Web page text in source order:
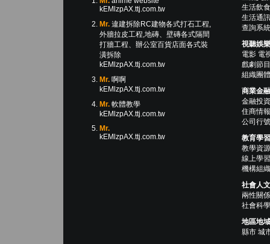
kEMlzpAX.ttj.com.tw
Mr. 違建拆除RC建物各式打石工程,
外牆拉皮工程,地磚、壁磚各式隔間
打牆工程、辦公室百貨店面各式裝
潢拆除
kEMlzpAX.ttj.com.tw
Mr. 啊啊
kEMlzpAX.ttj.com.tw
Mr. 軟體教學
kEMlzpAX.ttj.com.tw
Mr.
kEMlzpAX.ttj.com.tw
生活飲食
生活通訊
查詢系統
視聽娛樂
電影 電
戲劇節目
組織團體
商業金融
金融投資
住商情報
公司行號
教育學習
教學資源
線上學習
機構組織
社會人文
兩性關係
社會科學
地區地域
縣市 城